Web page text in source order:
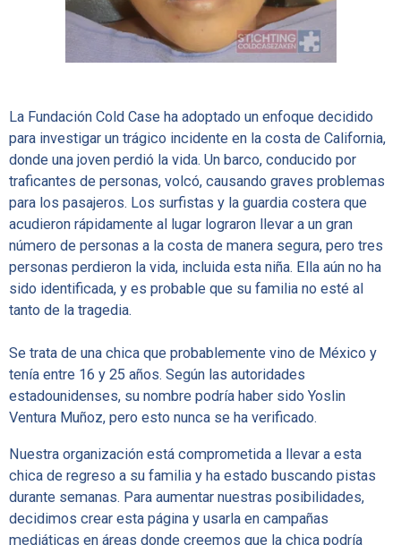
La Fundación Cold Case ha adoptado un enfoque decidido
para investigar un trágico incidente en la costa de California,
donde una joven perdió la vida. Un barco, conducido por
traficantes de personas, volcó, causando graves problemas
para los pasajeros. Los surfistas y la guardia costera que
acudieron rápidamente al lugar lograron llevar a un gran
número de personas a la costa de manera segura, pero tres
personas perdieron la vida, incluida esta niña. Ella aún no ha
sido identificada, y es probable que su familia no esté al
tanto de la tragedia.
Se trata de una chica que probablemente vino de México y
tenía entre 16 y 25 años. Según las autoridades
estadounidenses, su nombre podría haber sido Yoslin
Ventura Muñoz, pero esto nunca se ha verificado.
Nuestra organización está comprometida a llevar a esta
chica de regreso a su familia y ha estado buscando pistas
durante semanas. Para aumentar nuestras posibilidades,
decidimos crear esta página y usarla en campañas
mediáticas en áreas donde creemos que la chica podría